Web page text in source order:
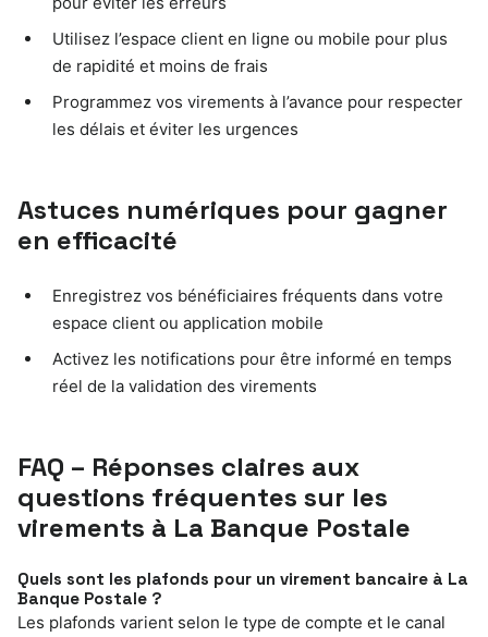
Utilisez l’espace client en ligne ou mobile pour plus
de rapidité et moins de frais
Programmez vos virements à l’avance pour respecter
les délais et éviter les urgences
Astuces numériques pour gagner
en efficacité
Enregistrez vos bénéficiaires fréquents dans votre
espace client ou application mobile
Activez les notifications pour être informé en temps
réel de la validation des virements
FAQ – Réponses claires aux
questions fréquentes sur les
virements à La Banque Postale
Quels sont les plafonds pour un virement bancaire à La
Banque Postale ?
Les plafonds varient selon le type de compte et le canal